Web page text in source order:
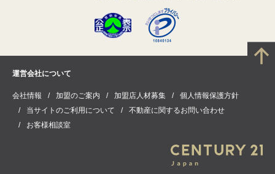
運営会社について
会社情報 加盟のご案内 加盟店人材募集
個人情報保護方針
当サイトのご利用について
不動産に関するお問い合わせ
お客様相談室